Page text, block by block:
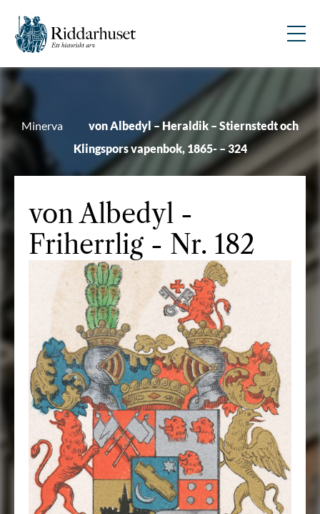
Minerva
von Albedyl – Heraldik – Stiernstedt och
Klingspors vapenbok, 1865- – 324
von Albedyl -
Friherrlig - Nr. 182